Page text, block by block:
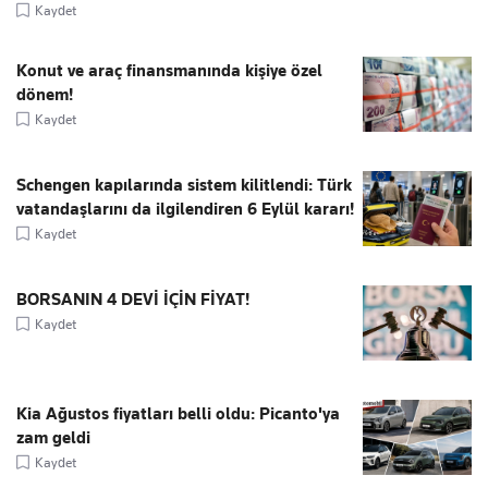
Kaydet
Konut ve araç finansmanında kişiye özel
dönem!
Kaydet
Schengen kapılarında sistem kilitlendi: Türk
vatandaşlarını da ilgilendiren 6 Eylül kararı!
Kaydet
BORSANIN 4 DEVİ İÇİN FİYAT!
Kaydet
Kia Ağustos fiyatları belli oldu: Picanto'ya
zam geldi
Kaydet